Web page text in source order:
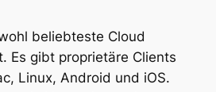
beliebteste Cloud
Es gibt proprietäre Clients
Linux, Android und iOS.